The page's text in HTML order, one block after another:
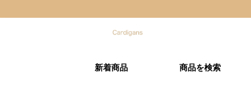
新着商品 商品を検索